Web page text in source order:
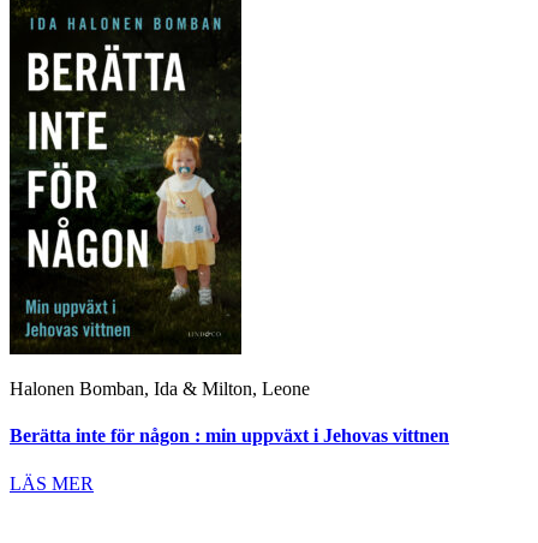
Halonen Bomban, Ida & Milton, Leone
Berätta inte för någon : min uppväxt i Jehovas vittnen
LÄS MER